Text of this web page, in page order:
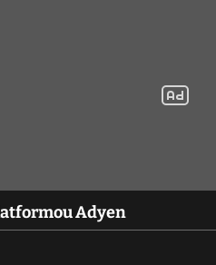
Adyen